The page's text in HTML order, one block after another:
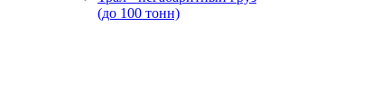
(до 100 тонн)